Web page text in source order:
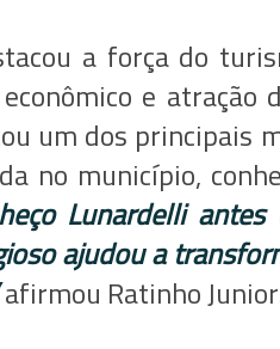
a força do
e atração
um dos principais
no município,
Lunardelli
ajudou a
afirmou Ratinho